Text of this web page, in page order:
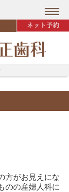
方がお見えにな
のの産婦人科に